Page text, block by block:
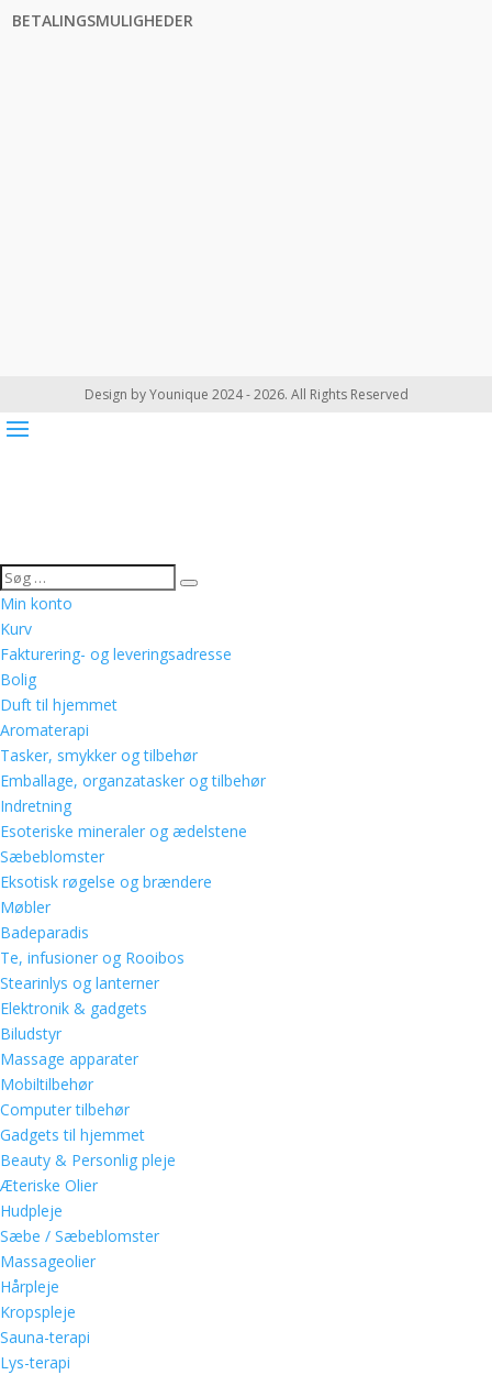
BETALINGSMULIGHEDER
Design by Younique 2024 - 2026. All Rights Reserved
Min konto
Kurv
Fakturering- og leveringsadresse
Bolig
Duft til hjemmet
Aromaterapi
Tasker, smykker og tilbehør
Emballage, organzatasker og tilbehør
Indretning
Esoteriske mineraler og ædelstene
Sæbeblomster
Eksotisk røgelse og brændere
Møbler
Badeparadis
Te, infusioner og Rooibos
Stearinlys og lanterner
Elektronik & gadgets
Biludstyr
Massage apparater
Mobiltilbehør
Computer tilbehør
Gadgets til hjemmet
Beauty & Personlig pleje
Æteriske Olier
Hudpleje
Sæbe / Sæbeblomster
Massageolier
Hårpleje
Kropspleje
Sauna-terapi
Lys-terapi